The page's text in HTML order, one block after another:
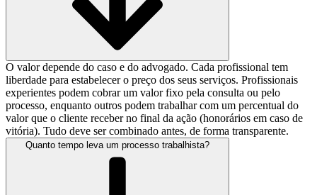
O valor depende do caso e do advogado. Cada profissional tem
liberdade para estabelecer o preço dos seus serviços. Profissionais
experientes podem cobrar um valor fixo pela consulta ou pelo
processo, enquanto outros podem trabalhar com um percentual do
valor que o cliente receber no final da ação (honorários em caso de
vitória). Tudo deve ser combinado antes, de forma transparente.
Quanto tempo leva um processo trabalhista?